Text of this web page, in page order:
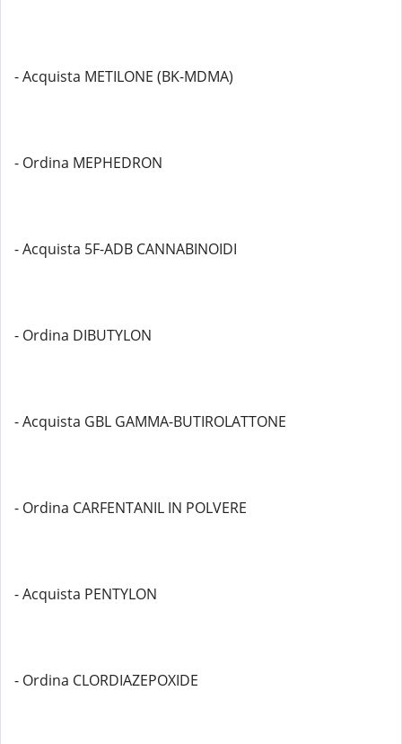
- Acquista METILONE (BK-MDMA)
- Ordina MEPHEDRON
- Acquista 5F-ADB CANNABINOIDI
- Ordina DIBUTYLON
- Acquista GBL GAMMA-BUTIROLATTONE
- Ordina CARFENTANIL IN POLVERE
- Acquista PENTYLON
- Ordina CLORDIAZEPOXIDE